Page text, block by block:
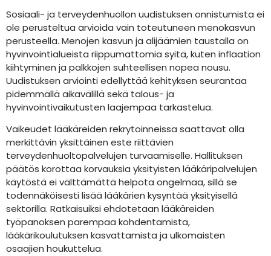
Sosiaali- ja terveydenhuollon uudistuksen onnistumista ei
ole perusteltua arvioida vain toteutuneen menokasvun
perusteella. Menojen kasvun ja alijäämien taustalla on
hyvinvointialueista riippumattomia syitä, kuten inflaation
kiihtyminen ja palkkojen suhteellisen nopea nousu.
Uudistuksen arviointi edellyttää kehityksen seurantaa
pidemmällä aikavälillä sekä talous- ja
hyvinvointivaikutusten laajempaa tarkastelua.
Vaikeudet lääkäreiden rekrytoinneissa saattavat olla
merkittävin yksittäinen este riittävien
terveydenhuoltopalvelujen turvaamiselle. Hallituksen
päätös korottaa korvauksia yksityisten lääkäripalvelujen
käytöstä ei välttämättä helpota ongelmaa, sillä se
todennäköisesti lisää lääkärien kysyntää yksityisellä
sektorilla. Ratkaisuiksi ehdotetaan lääkäreiden
työpanoksen parempaa kohdentamista,
lääkärikoulutuksen kasvattamista ja ulkomaisten
osaajien houkuttelua.